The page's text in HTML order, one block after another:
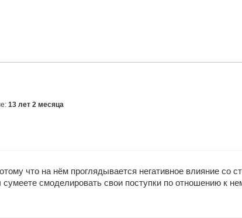
13 лет 2 месяца
что на нём проглядывается негативное влияние со
смоделировать свои поступки по отношению к